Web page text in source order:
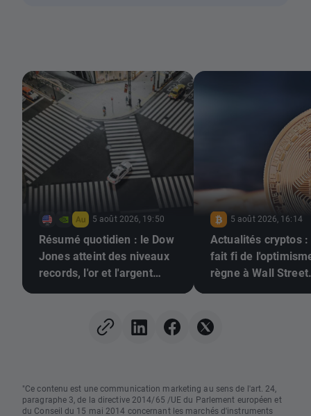
5 août 2026, 19:50
Résumé quotidien : le Dow
Jones atteint des niveaux
records, l'or et l'argent
les États-Unis et l'Iran
5 août 2026, 16:14
Actualités cryptos :
fait fi de
règne à Wall
le point de revenir ?
"Ce contenu est une communication marketing au sens de l'art. 24,
paragraphe 3, de la directive 2014/65 /UE du Parlement européen et
du Conseil du 15 mai 2014 concernant les marchés d'instruments